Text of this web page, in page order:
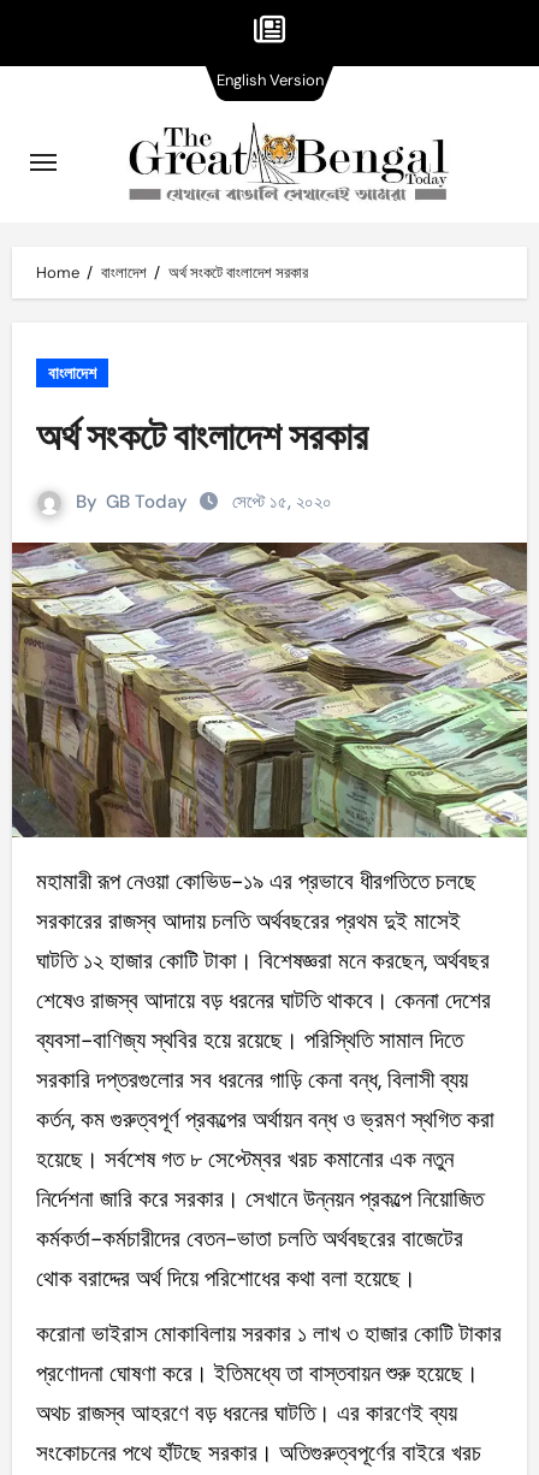
content
Home বাংলাদেশ অর্থ সংকটে বাংলাদেশ সরকার
বাংলাদেশ
অর্থ সংকটে বাংলাদেশ সরকার
By GB Today সেপ্টে ১৫, ২০২০
মহামারী রূপ নেওয়া কোভিড-১৯ এর প্রভাবে ধীরগতিতে চলছে
সরকারের রাজস্ব আদায় চলতি অর্থবছরের প্রথম দুই মাসেই
ঘাটতি ১২ হাজার কোটি টাকা। বিশেষজ্ঞরা মনে করছেন, অর্থবছর
শেষেও রাজস্ব আদায়ে বড় ধরনের ঘাটতি থাকবে। কেননা দেশের
ব্যবসা-বাণিজ্য স্থবির হয়ে রয়েছে। পরিস্থিতি সামাল দিতে
সরকারি দপ্তরগুলোর সব ধরনের গাড়ি কেনা বন্ধ, বিলাসী ব্যয়
কর্তন, কম গুরুত্বপূর্ণ প্রকল্পের অর্থায়ন বন্ধ ও ভ্রমণ স্থগিত করা
হয়েছে। সর্বশেষ গত ৮ সেপ্টেম্বর খরচ কমানোর এক নতুন
নির্দেশনা জারি করে সরকার। সেখানে উন্নয়ন প্রকল্পে নিয়োজিত
কর্মকর্তা-কর্মচারীদের বেতন-ভাতা চলতি অর্থবছরের বাজেটের
থোক বরাদ্দের অর্থ দিয়ে পরিশোধের কথা বলা হয়েছে।
করোনা ভাইরাস মোকাবিলায় সরকার ১ লাখ ৩ হাজার কোটি টাকার
প্রণোদনা ঘোষণা করে। ইতিমধ্যে তা বাস্তবায়ন শুরু হয়েছে।
অথচ রাজস্ব আহরণে বড় ধরনের ঘাটতি। এর কারণেই ব্যয়
সংকোচনের পথে হাঁটছে সরকার। অতিগুরুত্বপূর্ণের বাইরে খরচ
English VersionVersion